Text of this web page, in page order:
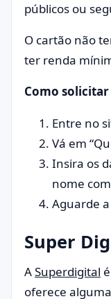
públicos ou
O cartão não
ter renda
Como solicitar
Entre no
Vá em
Insira os
nome
Aguarde
Super
ASuperdigital
oferece